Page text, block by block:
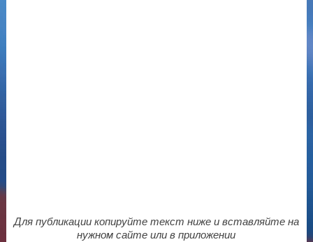
Для публикации копируйте текст ниже и вставляйте на
нужном сайте или в приложении